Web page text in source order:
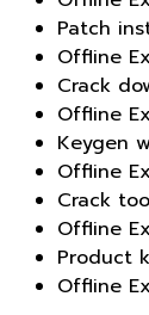
Patch
Offline
Crack
Offline
Keygen
Offline
Crack
Offline
Product
Offline